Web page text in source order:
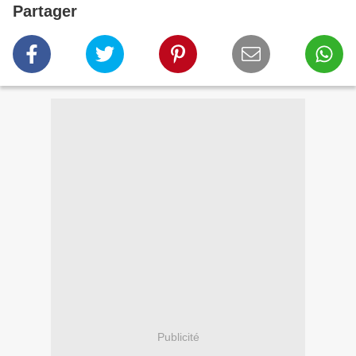
Partager
Publicité